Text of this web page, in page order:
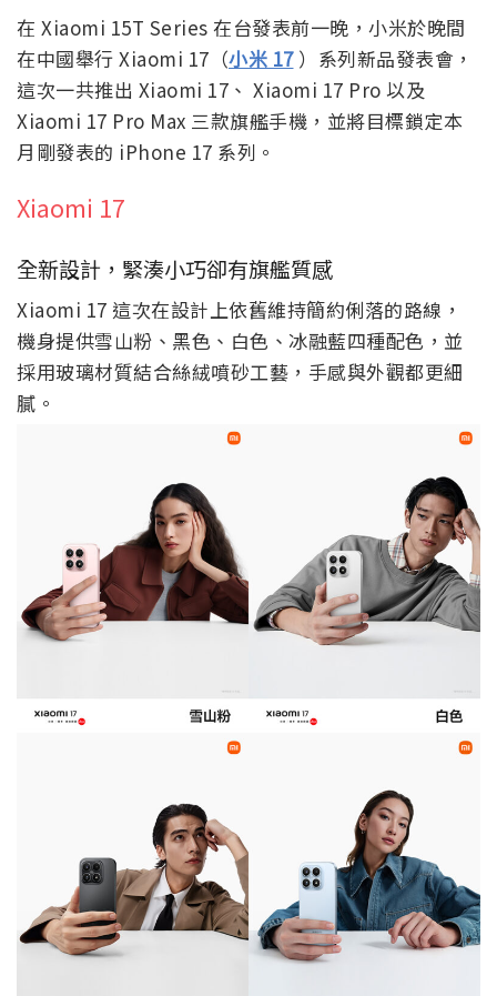
在 Xiaomi 15T Series 在台發表前一晚，小米於晚間
在中國舉行 Xiaomi 17（小米 17）系列新品發表會，
這次一共推出 Xiaomi 17、 Xiaomi 17 Pro 以及
Xiaomi 17 Pro Max 三款旗艦手機，並將目標鎖定本
月剛發表的 iPhone 17 系列。
Xiaomi 17
全新設計，緊湊小巧卻有旗艦質感
Xiaomi 17 這次在設計上依舊維持簡約俐落的路線，
機身提供雪山粉、黑色、白色、冰融藍四種配色，並
採用玻璃材質結合絲絨噴砂工藝，手感與外觀都更細
膩。